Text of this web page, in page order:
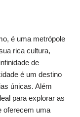
é uma metrópole
rica cultura,
de
é um destino
únicas. Além
para explorar as
oferecem uma